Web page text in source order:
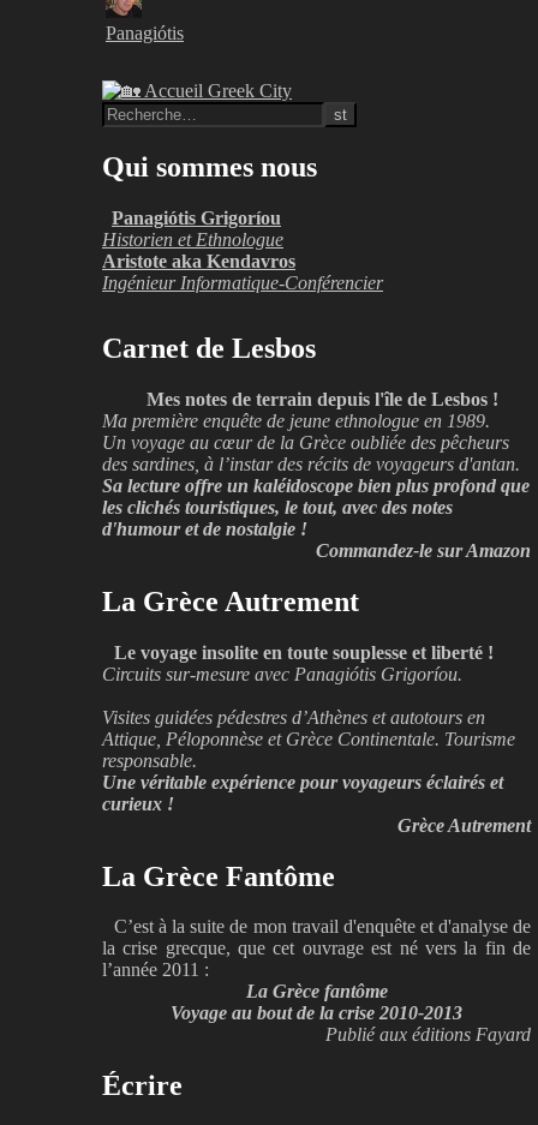
Panagiótis
Qui sommes nous
Panagiótis Grigoríou
Historien et Ethnologue
Aristote aka Kendavros
Ingénieur Informatique-Conférencier
Carnet de Lesbos
Mes notes de terrain depuis l'île de Lesbos !
Ma première enquête de jeune ethnologue en 1989.
Un voyage au cœur de la Grèce oubliée des pêcheurs
des sardines, à l’instar des récits de voyageurs d'antan.
Sa lecture offre un kaléidoscope bien plus profond que
les clichés touristiques, le tout, avec des notes
d'humour et de nostalgie !
Commandez-le sur Amazon
La Grèce Autrement
Le voyage insolite en toute souplesse et liberté !
Circuits sur-mesure avec Panagiótis Grigoríou.
Visites guidées pédestres d’Athènes et autotours en
Attique, Péloponnèse et Grèce Continentale. Tourisme
responsable.
Une véritable expérience pour voyageurs éclairés et
curieux !
Grèce Autrement
La Grèce Fantôme
C’est à la suite de mon travail d'enquête et d'analyse de
la crise grecque, que cet ouvrage est né vers la fin de
l’année 2011 :
La Grèce fantôme
Voyage au bout de la crise 2010-2013
Publié aux éditions Fayard
Écrire